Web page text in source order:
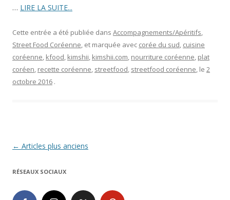
… LIRE LA SUITE...
Cette entrée a été publiée dans Accompagnements/Apéritifs,
Street Food Coréenne, et marquée avec corée du sud, cuisine
coréenne, kfood, kimshii, kimshii.com, nourriture coréenne, plat
coréen, recette coréenne, streetfood, streetfood coréenne, le 2
octobre 2016 .
Navigation
articles
← Articles plus anciens
RÉSEAUX SOCIAUX